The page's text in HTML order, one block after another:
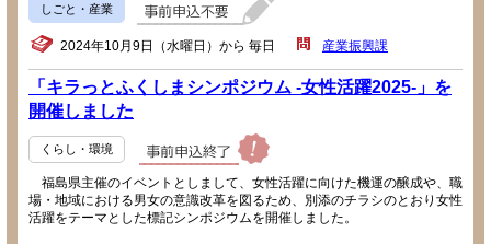
しごと・産業
2024年10月9日（水曜日）から 毎日 産業振興課
「キラっとふくしまシンポジウム -女性活躍2025-」を
開催しました
くらし・環境
福島県主催のイベントとしまして、女性活躍に向けた機運の醸成や、職
場・地域における男女の意識改革を図るため、別添のチラシのとおり女性
活躍をテーマとした標記シンポジウムを開催しました。